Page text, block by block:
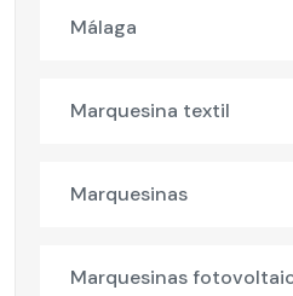
Málaga
Marquesina textil
Marquesinas
Marquesinas